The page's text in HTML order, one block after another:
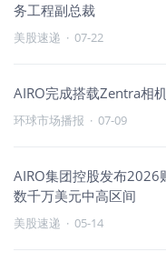
务工程副总裁
美股速递 · 07-22
AIRO完成搭载Zentra相
环球市场播报 · 07-09
AIRO集团控股发布2026
数千万美元中高区间
美股速递 · 05-14